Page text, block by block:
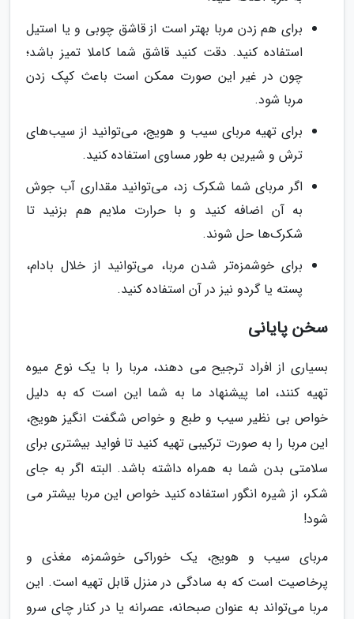
برای هم زدن مربا بهتر است از قاشق چوبی و یا استیل
استفاده کنید. دقت کنید قاشق شما کاملا تمیز باشد؛
چون در غیر این صورت ممکن است باعث کپک زدن
مربا شود.
برای تهیه مربای سیب و هویج، می‌توانید از سیب‌های
ترش و شیرین به طور مساوی استفاده کنید.
اگر مربای شما شکرک زد، می‌توانید مقداری آب جوش
به آن اضافه کنید و با حرارت ملایم هم بزنید تا
شکرک‌ها حل شوند.
برای خوشمزه‌تر شدن مربا، می‌توانید از خلال بادام،
پسته یا گردو نیز در آن استفاده کنید.
سخن پایانی
بسیاری از افراد ترجیح می دهند، مربا را با یک نوع میوه
تهیه کنند، اما پیشنهاد ما به شما این است که به دلیل
خواص بی نظیر سیب و طبع و خواص شگفت انگیز هویج،
این مربا را به صورت ترکیبی تهیه کنید تا فواید بیشتری برای
سلامتی بدن شما به همراه داشته باشد. البته اگر به جای
شکر، از شیره انگور استفاده کنید خواص این مربا بیشتر می
شود!
مربای سیب و هویج، یک خوراکی خوشمزه، مغذی و
پرخاصیت است که به سادگی در منزل قابل تهیه است. این
مربا می‌تواند به عنوان صبحانه، عصرانه یا در کنار چای سرو